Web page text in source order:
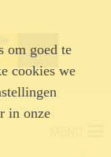
om goed te
cookies we
in onze